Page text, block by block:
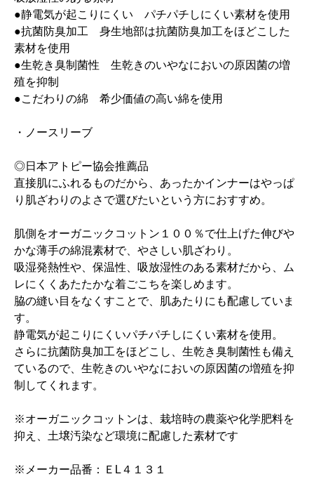
●静電気が起こりにくい パチパチしにくい素材を使用
●抗菌防臭加工 身生地部は抗菌防臭加工をほどこした
素材を使用
●生乾き臭制菌性 生乾きのいやなにおいの原因菌の増
殖を抑制
●こだわりの綿 希少価値の高い綿を使用
・ノースリーブ
◎日本アトピー協会推薦品
直接肌にふれるものだから、あったかインナーはやっぱ
り肌ざわりのよさで選びたいという方におすすめ。
肌側をオーガニックコットン１００％で仕上げた伸びや
かな薄手の綿混素材で、やさしい肌ざわり。
吸湿発熱性や、保温性、吸放湿性のある素材だから、ム
レにくくあたたかな着ごこちを楽しめます。
脇の縫い目をなくすことで、肌あたりにも配慮していま
す。
静電気が起こりにくいパチパチしにくい素材を使用。
さらに抗菌防臭加工をほどこし、生乾き臭制菌性も備え
ているので、生乾きのいやなにおいの原因菌の増殖を抑
制してくれます。
※オーガニックコットンは、栽培時の農薬や化学肥料を
抑え、土壌汚染など環境に配慮した素材です
※メーカー品番：ＥL４１３１